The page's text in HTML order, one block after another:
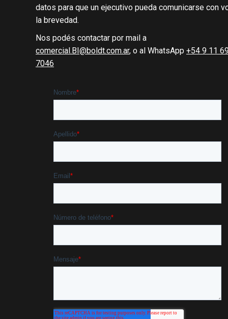
datos para que un ejecutivo pueda comunicarse con
la brevedad.
Nos podés contactar por mail a
comercial.BI@boldt.com.ar, o al WhatsApp +54 9 11
7046